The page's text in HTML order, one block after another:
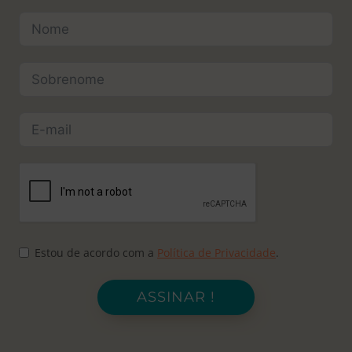
Estou de acordo com a Política de Privacidade.
ASSINAR !